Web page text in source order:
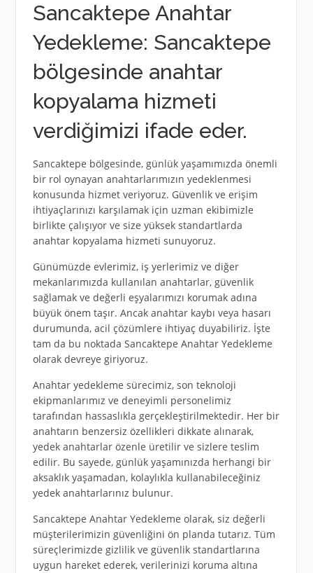
Sancaktepe Anahtar
Yedekleme: Sancaktepe
bölgesinde anahtar
kopyalama hizmeti
verdiğimizi ifade eder.
Sancaktepe bölgesinde, günlük yaşamımızda önemli
bir rol oynayan anahtarlarımızın yedeklenmesi
konusunda hizmet veriyoruz. Güvenlik ve erişim
ihtiyaçlarınızı karşılamak için uzman ekibimizle
birlikte çalışıyor ve size yüksek standartlarda
anahtar kopyalama hizmeti sunuyoruz.
Günümüzde evlerimiz, iş yerlerimiz ve diğer
mekanlarımızda kullanılan anahtarlar, güvenlik
sağlamak ve değerli eşyalarımızı korumak adına
büyük önem taşır. Ancak anahtar kaybı veya hasarı
durumunda, acil çözümlere ihtiyaç duyabiliriz. İşte
tam da bu noktada Sancaktepe Anahtar Yedekleme
olarak devreye giriyoruz.
Anahtar yedekleme sürecimiz, son teknoloji
ekipmanlarımız ve deneyimli personelimiz
tarafından hassaslıkla gerçekleştirilmektedir. Her bir
anahtarın benzersiz özellikleri dikkate alınarak,
yedek anahtarlar özenle üretilir ve sizlere teslim
edilir. Bu sayede, günlük yaşamınızda herhangi bir
aksaklık yaşamadan, kolaylıkla kullanabileceğiniz
yedek anahtarlarınız bulunur.
Sancaktepe Anahtar Yedekleme olarak, siz değerli
müşterilerimizin güvenliğini ön planda tutarız. Tüm
süreçlerimizde gizlilik ve güvenlik standartlarına
uygun hareket ederek, verilerinizi koruma altına